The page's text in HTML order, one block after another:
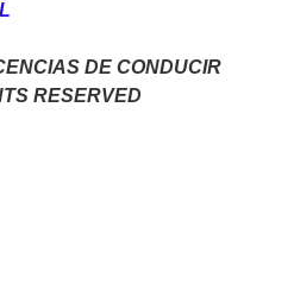
DE CONDUCIR
RESERVED